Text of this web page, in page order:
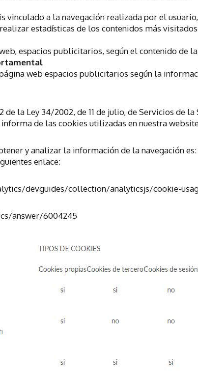
vinculado a la navegación realizada por el
estadísticas de los contenidos más
espacios publicitarios, según el contenido de
web espacios publicitarios según la
de la Ley 34/2002, de 11 de julio, de Servicios de
informa de las cookies utilizadas en nuestra
y analizar la información de la navegación es:
enlace:
devguides/collection/analyticsjs/cookie-
answer/6004245